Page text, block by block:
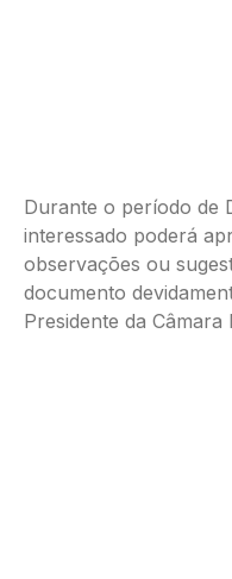
Durante o período de
interessado poderá
observações ou
documento
Presidente da